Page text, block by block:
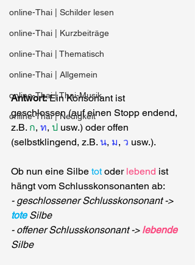
online-Thai | Schilder lesen
online-Thai | Kurzbeiträge
online-Thai | Thematisch
online-Thai | Allgemein
online-Thai | Thai-Musik
online-Thai | Neuigkeit
Antwort: Ein Konsonant ist
geschlossen (auf einen Stopp endend,
z.B. ก, ท, ป usw.) oder offen
(selbstklingend, z.B. น, ม, ว usw.).
Ob nun eine Silbe tot oder lebend ist
hängt vom Schlusskonsonanten ab:
- geschlossener Schlusskonsonant ->
tote Silbe
- offener Schlusskonsonant -> lebende
Silbe